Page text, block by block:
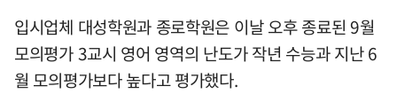
입시업체 대성학원과 종로학원은 이날 오후 종료된 9월
모의평가 3교시 영어 영역의 난도가 작년 수능과 지난 6
월 모의평가보다 높다고 평가했다.